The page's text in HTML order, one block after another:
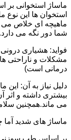
ماساژ استخوانی بر
استخوان ها این
ماهیچه ای خلاص می
شما دور نگه می دارد.
فواید: هشیاری
مشکلات و ناراحتی
درمانی است)
دلیل نیاز به آن: این
بیشتری داشته و
می ماند.همچنین
ماساژ های شدید
بر اساس طب سوزنی